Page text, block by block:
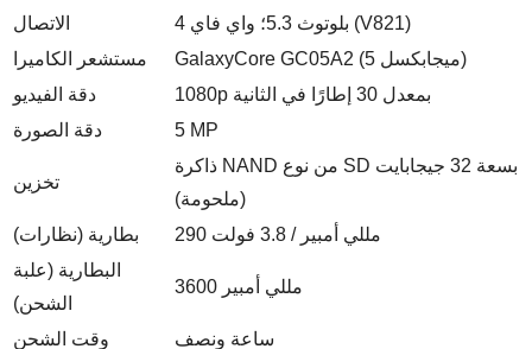
الاتصال
بلوتوث 5.3؛ واي فاي 4 (V821)
مستشعر الكاميرا
GalaxyCore GC05A2 (5 ميجابكسل)
دقة الفيديو
1080p بمعدل 30 إطارًا في الثانية
دقة الصورة
5 MP
تخزين
ذاكرة NAND من نوع SD بسعة 32 جيجابايت
(ملحومة)
بطارية (نظارات)
290 مللي أمبير / 3.8 فولت
البطارية (علبة
الشحن)
3600 مللي أمبير
وقت الشحن
ساعة ونصف